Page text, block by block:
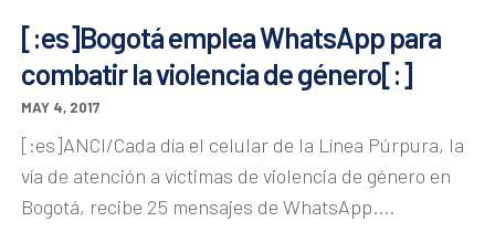
[:es]Bogotá emplea WhatsApp para
combatir la violencia de género[:]
MAY 4, 2017
[:es]ANCI/Cada día el celular de la Línea Púrpura, la
vía de atención a víctimas de violencia de género en
Bogotá, recibe 25 mensajes de WhatsApp....